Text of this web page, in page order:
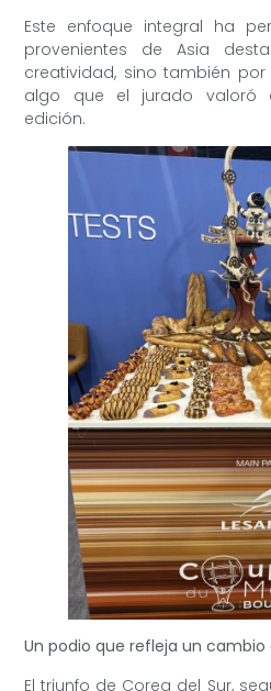
Este enfoque integral ha
provenientes de Asia
creatividad, sino también
algo que el jurado valoró
edición.
Un podio que refleja un cambio
El triunfo de Corea del Sur,